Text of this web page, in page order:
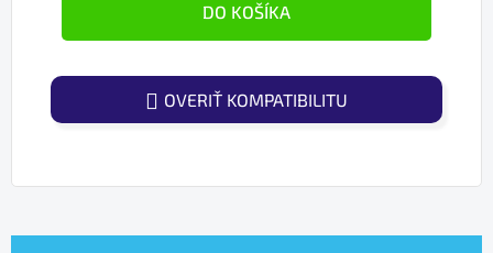
DO KOŠÍKA
OVERIŤ KOMPATIBILITU